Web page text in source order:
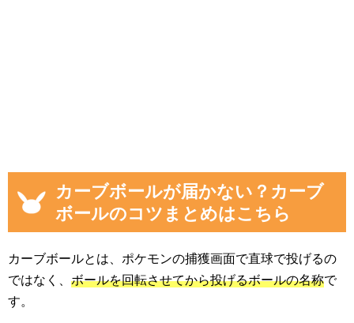
カーブボールが届かない？カーブ
ボールのコツまとめはこちら
カーブボールとは、ポケモンの捕獲画面で直球で投げるの
ではなく、 ボールを回転させてから投げるボールの名称で
す。